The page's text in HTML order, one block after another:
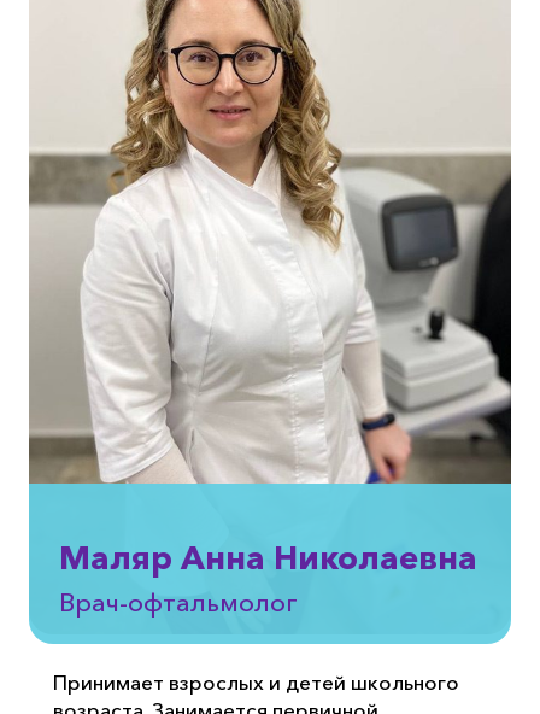
Маляр Анна Николаевна
Врач-офтальмолог
Принимает взрослых и детей школьного